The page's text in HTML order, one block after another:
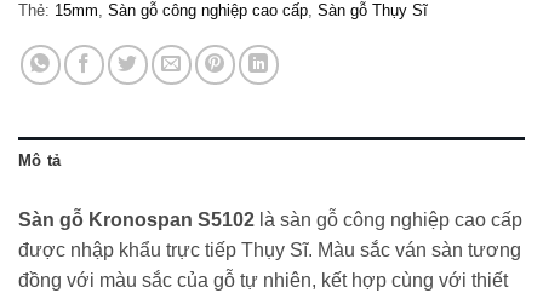
Thẻ: 15mm, Sàn gỗ công nghiệp cao cấp, Sàn gỗ Thụy Sĩ
Mô tả
Sàn gỗ Kronospan S5102 là sàn gỗ công nghiệp cao cấp
được nhập khẩu trực tiếp Thụy Sĩ. Màu sắc ván sàn tương
đồng với màu sắc của gỗ tự nhiên, kết hợp cùng với thiết